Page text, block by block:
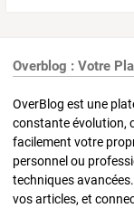
Overblog : Votre
OverBlog est une
constante évolution,
facilement votre
personnel ou
techniques
vos articles, et